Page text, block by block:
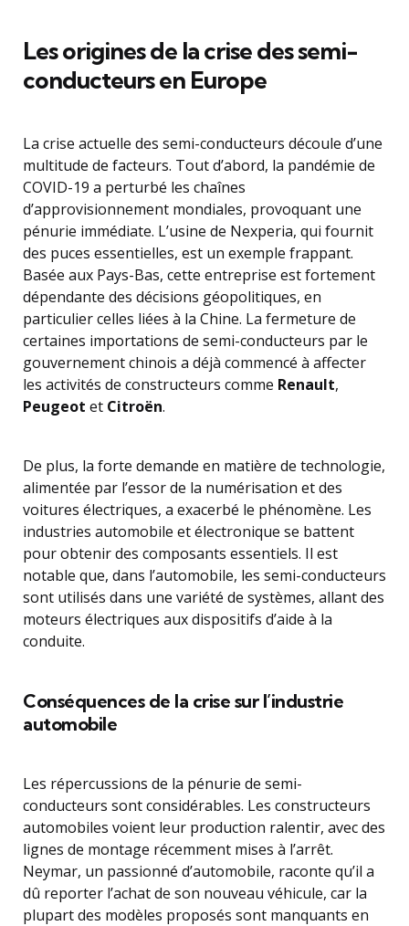
Les origines de la crise des semi-
conducteurs en Europe
La crise actuelle des semi-conducteurs découle d’une
multitude de facteurs. Tout d’abord, la pandémie de
COVID-19 a perturbé les chaînes
d’approvisionnement mondiales, provoquant une
pénurie immédiate. L’usine de Nexperia, qui fournit
des puces essentielles, est un exemple frappant.
Basée aux Pays-Bas, cette entreprise est fortement
dépendante des décisions géopolitiques, en
particulier celles liées à la Chine. La fermeture de
certaines importations de semi-conducteurs par le
gouvernement chinois a déjà commencé à affecter
les activités de constructeurs comme Renault,
Peugeot et Citroën.
De plus, la forte demande en matière de technologie,
alimentée par l’essor de la numérisation et des
voitures électriques, a exacerbé le phénomène. Les
industries automobile et électronique se battent
pour obtenir des composants essentiels. Il est
notable que, dans l’automobile, les semi-conducteurs
sont utilisés dans une variété de systèmes, allant des
moteurs électriques aux dispositifs d’aide à la
conduite.
Conséquences de la crise sur l’industrie
automobile
Les répercussions de la pénurie de semi-
conducteurs sont considérables. Les constructeurs
automobiles voient leur production ralentir, avec des
lignes de montage récemment mises à l’arrêt.
Neymar, un passionné d’automobile, raconte qu’il a
dû reporter l’achat de son nouveau véhicule, car la
plupart des modèles proposés sont manquants en